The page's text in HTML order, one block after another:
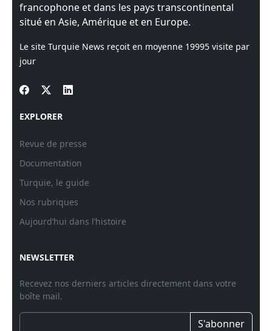
francophone et dans les pays transcontinental
situé en Asie, Amérique et en Europe.
Le site Turquie News reçoit en moyenne 19995 visite par
jour
EXPLORER
Revue de presse
Documentation
Turquie, le guide
Nos rubriques
Aujourd’hui dans l’histoire
NEWSLETTER
Recevez nos derniers articles directement dans votre
boîte mail.
S'abonner